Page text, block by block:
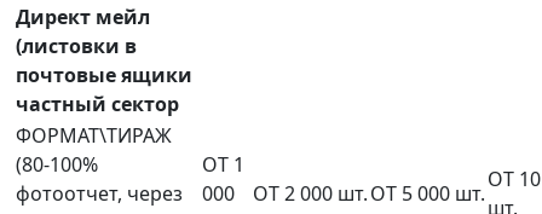
Директ мейл
(листовки в
почтовые ящики
частный сектор
ФОРМАТ\ТИРАЖ
(80-100%
фотоотчет, через
ОТ 1
000
ОТ 2 000 шт.ОТ 5 000 шт.
ОТ
шт.